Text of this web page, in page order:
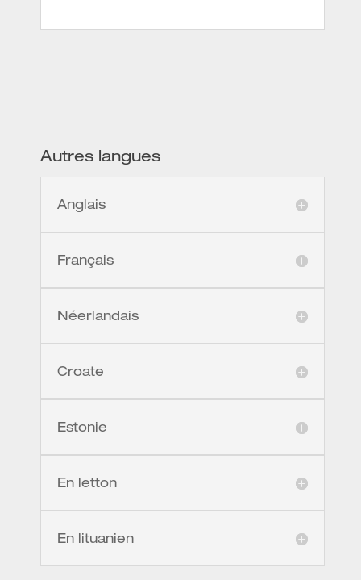
Autres langues
Anglais
Français
Néerlandais
Croate
Estonie
En letton
En lituanien